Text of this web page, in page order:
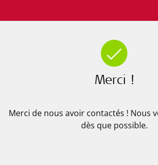
Merci !
Merci de nous avoir contactés ! Nous
dès que possible.